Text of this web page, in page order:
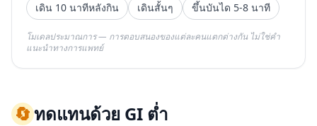
เดิน 10 นาทีหลังกิน
เดินสั้นๆ ขึ้นบันได 5-8 นาที
โมเดลประมาณการ — การตอบสนองของแต่ละคนแตกต่างกัน ไม่ใช่คำ
แนะนำทางการแพทย์
🔄ทดแทนด้วย GI ต่ำ